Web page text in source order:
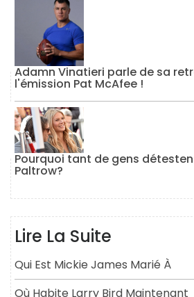
Adamn Vinatieri parle de sa
l'émission Pat McAfee !
Pourquoi tant de gens
Paltrow?
Lire La Suite
Qui Est Mickie James Marié À
Où Habite Larry Bird Maintenant